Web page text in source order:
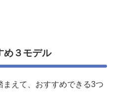
め３モデル
えて、おすすめできる3つ